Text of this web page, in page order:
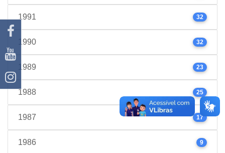
1991 32
1990 32
1989 23
1988 25
1987 17
1986 9